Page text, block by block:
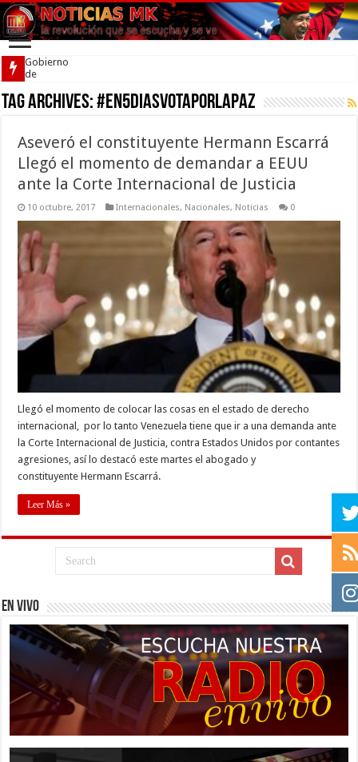
Gobierno
de
firmó
acuerdo
convivencia
Tag Archives:#En5DiasVotaPorLaPaz
Aseveró el constituyente Hermann Escarrá
Llegó el momento de demandar a EEUU
ante la Corte Internacional de Justicia
10 octubre, 2017 Internacionales, Nacionales, Noticias 0
Llegó el momento de colocar las cosas en el estado de derecho
internacional, por lo tanto Venezuela tiene que ir a una demanda ante
la Corte Internacional de Justicia, contra Estados Unidos por contantes
agresiones, así lo destacó este martes el abogado y
constituyente Hermann Escarrá.
Leer Más »
EN VIVO